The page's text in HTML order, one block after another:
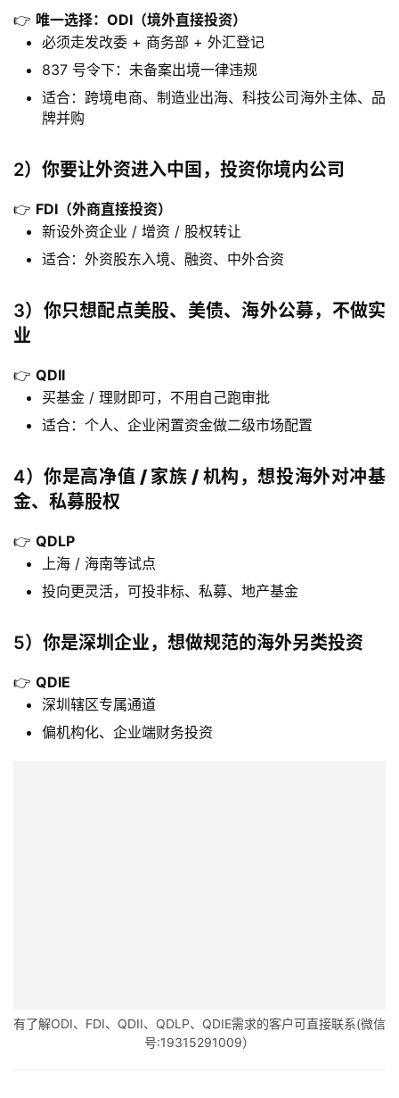
问
答
社
态
合
伙
专
👉 唯一选择：ODI（境外直接投资）
必须走发改委 + 商务部 + 外汇登记
837 号令下：未备案出境一律违规
适合：跨境电商、制造业出海、科技公司海外主体、品
牌并购
2） 你要让外资进入中国，投资你境内公司
👉 FDI（外商直接投资）
新设外资企业 / 增资 / 股权转让
适合：外资股东入境、融资、中外合资
3） 你只想配点美股、美债、海外公募，不做实
业
👉 QDII
买基金 / 理财即可，不用自己跑审批
适合：个人、企业闲置资金做二级市场配置
4）你是高净值 / 家族 / 机构，想投海外对冲基
金、私募股权
👉 QDLP
上海 / 海南等试点
投向更灵活，可投非标、私募、地产基金
5） 你是深圳企业，想做规范的海外另类投资
👉 QDIE
深圳辖区专属通道
偏机构化、企业端财务投资
有了解ODI、FDI、QDII、QDLP、QDIE需求的客户可直接联系(微信
号:19315291009）